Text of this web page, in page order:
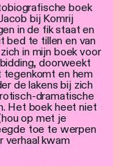
boek
bij Komrij
in de fik staat en
bed te tillen en van
in mijn boek voor
doorweekt
tegenkomt en hem
de lakens bij zich
dramatische
Het boek heet niet
op met je
toe te werpen
verhaal kwam